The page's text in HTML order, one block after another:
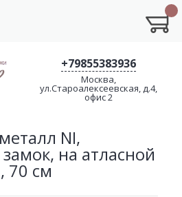
+79855383936
Москва,
ул.Староалексеевская, д.4,
офис 2
NI,
на атласной
70 см